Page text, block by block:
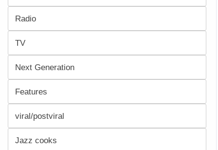
Radio
TV
Next Generation
Features
viral/postviral
Jazz cooks